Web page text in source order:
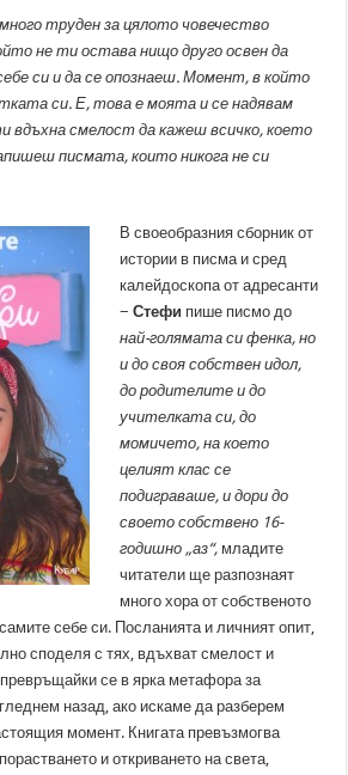
труден за цялото човечество
не ти остава нищо друго освен да
си и да се опознаеш. Момент, в който
си. Е, това е моята и сенадявам
вдъхна смелост да кажеш всичко, което
писмата, които никога не си
В своеобразния сборник от
истории в писма и сред
калейдоскопа от адресанти
−Стефи пише писмо до
най-голямата си фенка, но
и до своя собствен идол,
до родителите и до
учителката си, до
момичето, на което
целият клас се
подиграваше, и дори до
своето собствено 16-
годишно „аз“, младите
читатели ще разпознаят
много хора от собственото
себе си. Посланията и личният опит,
споделя с тях, вдъхват смелост и
се в ярка метафора за
назад, ако искаме да разберем
момент. Книгата превъзмогва
и откриването на света,